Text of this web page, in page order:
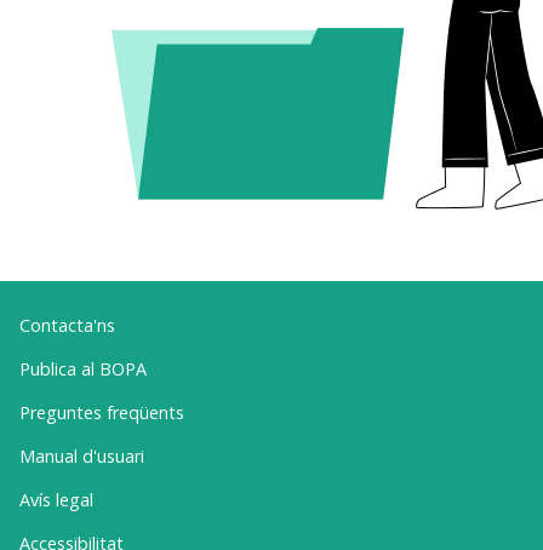
Contacta'ns
Publica al BOPA
Preguntes freqüents
Manual d'usuari
Avís legal
Accessibilitat